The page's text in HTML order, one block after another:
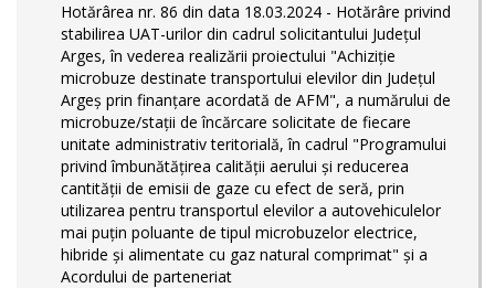
Hotărârea nr. 86 din data 18.03.2024 - Hotărâre privind
stabilirea UAT-urilor din cadrul solicitantului Județul
Arges, în vederea realizării proiectului "Achiziție
microbuze destinate transportului elevilor din Județul
Argeș prin finanțare acordată de AFM", a numărului de
microbuze/stații de încărcare solicitate de fiecare
unitate administrativ teritorială, în cadrul "Programului
privind îmbunătățirea calității aerului și reducerea
cantității de emisii de gaze cu efect de seră, prin
utilizarea pentru transportul elevilor a autovehiculelor
mai puțin poluante de tipul microbuzelor electrice,
hibride și alimentate cu gaz natural comprimat" și a
Acordului de parteneriat